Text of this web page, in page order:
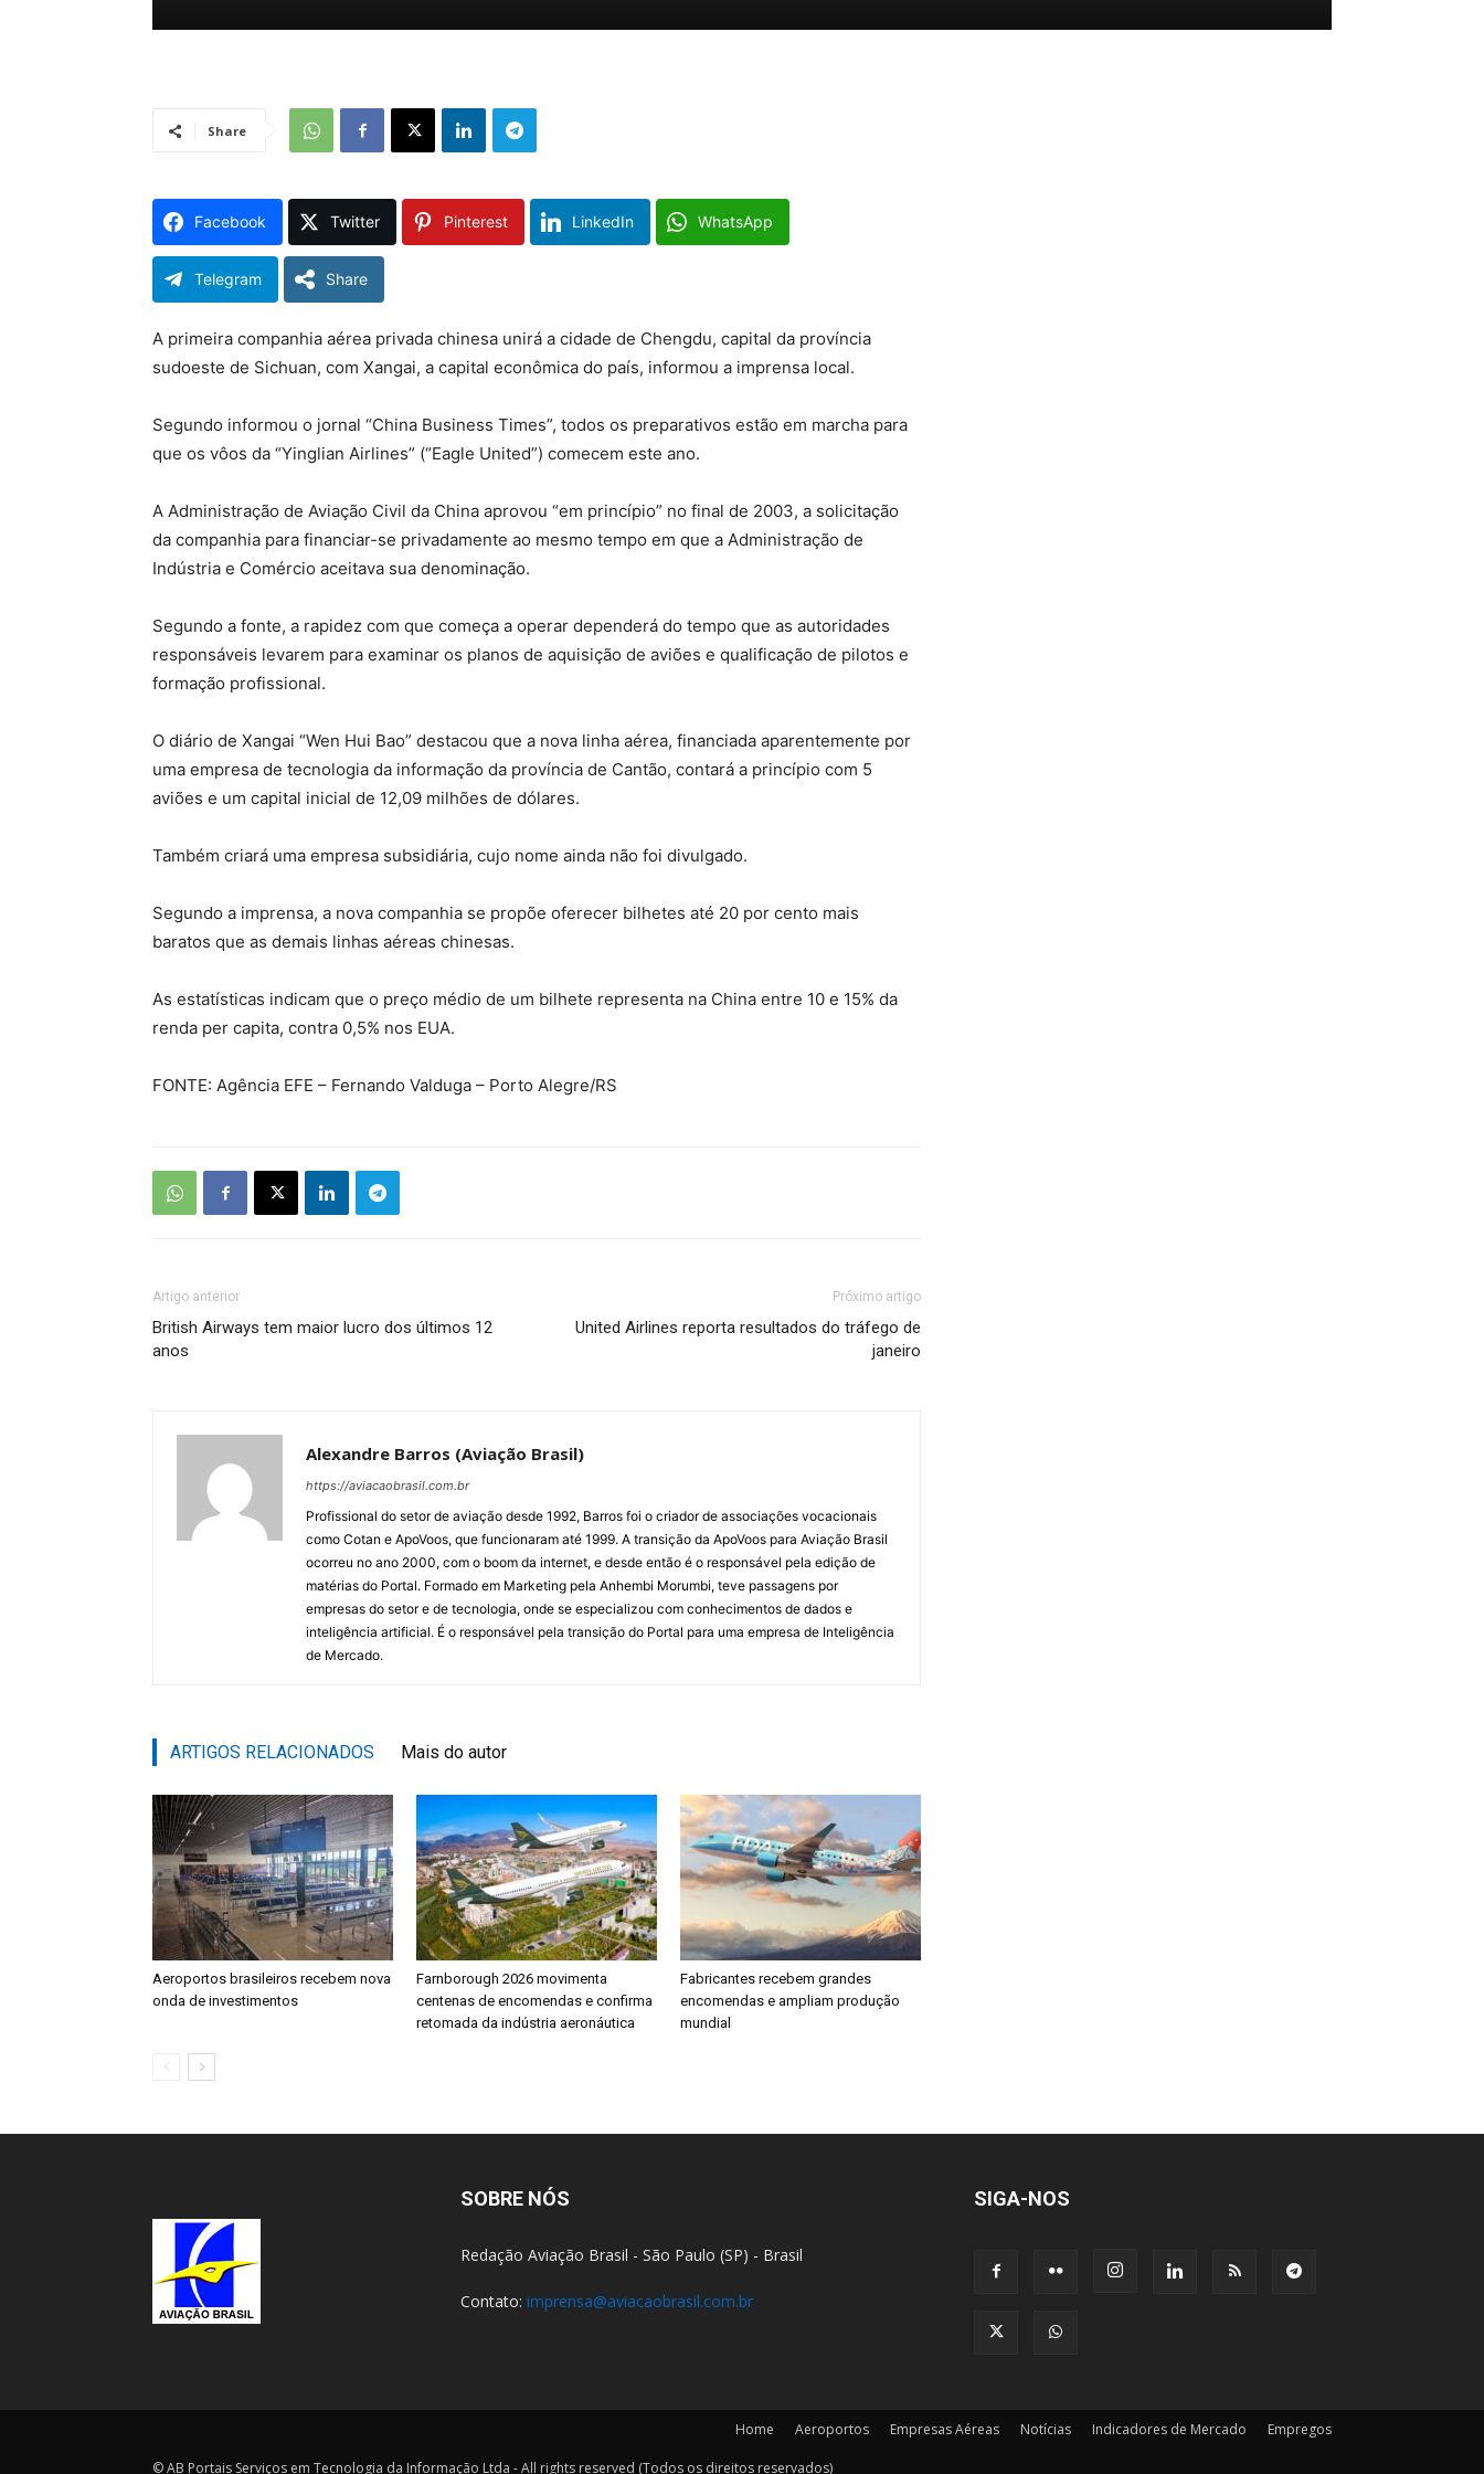
Share
Facebook Twitter Pinterest LinkedIn WhatsApp
Telegram Share
A primeira companhia aérea privada chinesa unirá a cidade de Chengdu, capital da província
sudoeste de Sichuan, com Xangai, a capital econômica do país, informou a imprensa local.
Segundo informou o jornal “China Business Times”, todos os preparativos estão em marcha para
que os vôos da “Yinglian Airlines” (“Eagle United”) comecem este ano.
A Administração de Aviação Civil da China aprovou “em princípio” no final de 2003, a solicitação
da companhia para financiar-se privadamente ao mesmo tempo em que a Administração de
Indústria e Comércio aceitava sua denominação.
Segundo a fonte, a rapidez com que começa a operar dependerá do tempo que as autoridades
responsáveis levarem para examinar os planos de aquisição de aviões e qualificação de pilotos e
formação profissional.
O diário de Xangai “Wen Hui Bao” destacou que a nova linha aérea, financiada aparentemente por
uma empresa de tecnologia da informação da província de Cantão, contará a princípio com 5
aviões e um capital inicial de 12,09 milhões de dólares.
Também criará uma empresa subsidiária, cujo nome ainda não foi divulgado.
Segundo a imprensa, a nova companhia se propõe oferecer bilhetes até 20 por cento mais
baratos que as demais linhas aéreas chinesas.
As estatísticas indicam que o preço médio de um bilhete representa na China entre 10 e 15% da
renda per capita, contra 0,5% nos EUA.
FONTE: Agência EFE – Fernando Valduga – Porto Alegre/RS
Artigo anterior
British Airways tem maior lucro dos últimos 12
anos
Próximo artigo
United Airlines reporta resultados do tráfego de
janeiro
Alexandre Barros (Aviação Brasil)
https://aviacaobrasil.com.br
Profissional do setor de aviação desde 1992, Barros foi o criador de associações vocacionais
como Cotan e ApoVoos, que funcionaram até 1999. A transição da ApoVoos para Aviação Brasil
ocorreu no ano 2000, com o boom da internet, e desde então é o responsável pela edição de
matérias do Portal. Formado em Marketing pela Anhembi Morumbi, teve passagens por
empresas do setor e de tecnologia, onde se especializou com conhecimentos de dados e
inteligência artificial. É o responsável pela transição do Portal para uma empresa de Inteligência
de Mercado.
ARTIGOS RELACIONADOS Mais do autor
Aeroportos brasileiros recebem nova
onda de investimentos
Farnborough 2026 movimenta
centenas de encomendas e confirma
retomada da indústria aeronáutica
Fabricantes recebem grandes
encomendas e ampliam produção
mundial
SOBRE NÓS
Redação Aviação Brasil - São Paulo (SP) - Brasil
Contato: imprensa@aviacaobrasil.com.br
SIGA-NOS
Home Aeroportos Empresas Aéreas Notícias Indicadores de Mercado Empregos
© AB Portais Serviços em Tecnologia da Informação Ltda - All rights reserved (Todos os direitos reservados)